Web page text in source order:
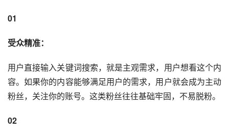
01
受众精准：
用户直接输入关键词搜索，就是主观需求，用户想看这个内
容。如果你的内容能够满足用户的需求，用户就会成为主动
粉丝，关注你的账号。这类粉丝往往基础牢固，不易脱粉。
02